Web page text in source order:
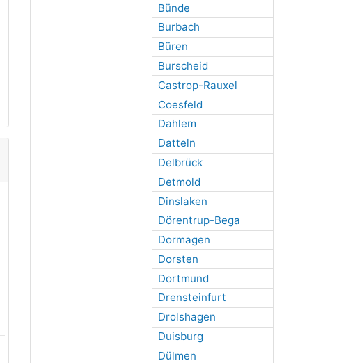
Bünde
Burbach
Büren
Burscheid
Castrop-Rauxel
Coesfeld
Dahlem
Datteln
Delbrück
Detmold
Dinslaken
Dörentrup-Bega
Dormagen
Dorsten
Dortmund
Drensteinfurt
Drolshagen
Duisburg
Dülmen